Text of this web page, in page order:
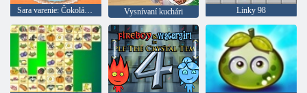
Sara varenie: Čokoládový dort Vysnívaní kuchári Linky 98